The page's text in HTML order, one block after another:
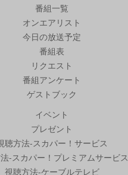
番組一覧
オンエアリスト
今日の放送予定
番組表
リクエスト
番組アンケート
ゲストブック
イベント
プレゼント
聴方法-スカパー！サービス
-スカパー！プレミアムサービス
視聴方法-ケーブルテレビ